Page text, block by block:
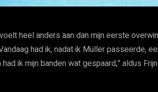
heel anders aan dan mijn eerste
had ik, nadat ik Müller passeerde,
ik mijn banden wat gespaard,” aldus